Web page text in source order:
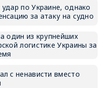
по Украине, однако
за атаку на судно
один из крупнейших
логистике Украины за
с ненависти вместо